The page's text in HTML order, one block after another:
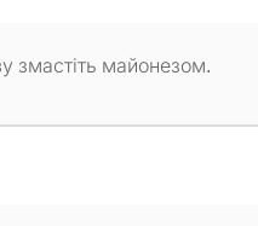
змастіть майонезом.